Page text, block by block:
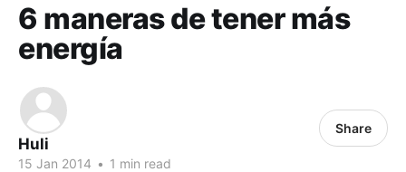
6 maneras de tener más
energía
Huli
15 Jan 2014 • 1 min read
Share